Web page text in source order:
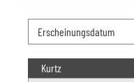
Kurtz